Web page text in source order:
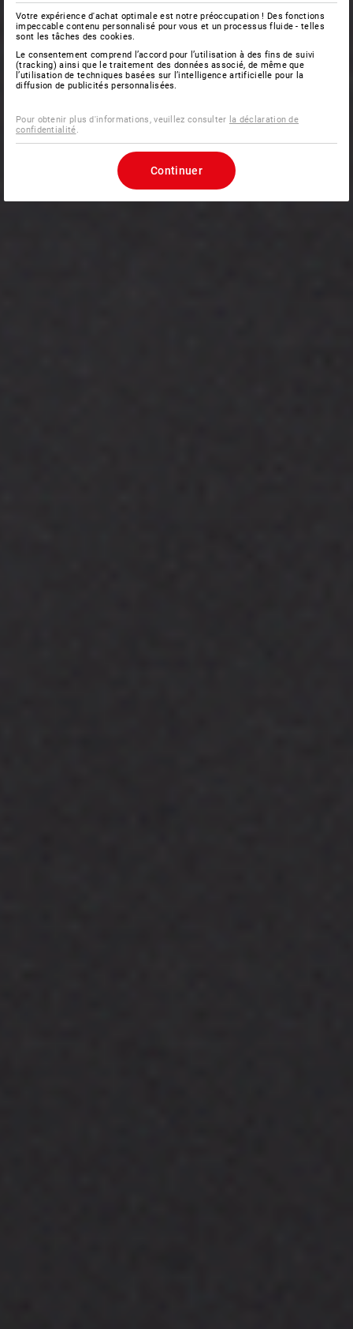
Votre expérience d'achat optimale est notre préoccupation ! Des fonctions
impeccable contenu personnalisé pour vous et un processus fluide - telles
sont les tâches des cookies.
Le consentement comprend l’accord pour l’utilisation à des fins de suivi
(tracking) ainsi que le traitement des données associé, de même que
l’utilisation de techniques basées sur l’intelligence artificielle pour la
diffusion de publicités personnalisées.
Pour obtenir plus d'informations, veuillez consulter la déclaration de
confidentialité
Continuer